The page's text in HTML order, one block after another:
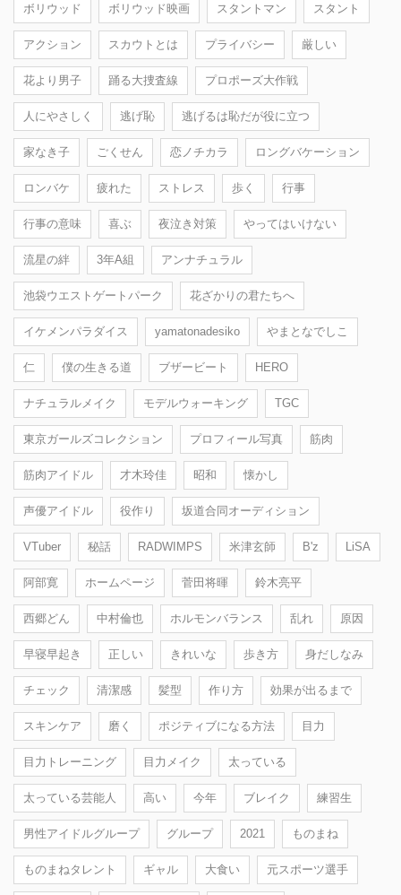
ボリウッド ボリウッド映画 スタントマン スタント
アクション スカウトとは プライバシー 厳しい
花より男子 踊る大捜査線 プロポーズ大作戦
人にやさしく 逃げ恥 逃げるは恥だが役に立つ
家なき子 ごくせん 恋ノチカラ ロングバケーション
ロンバケ 疲れた ストレス 歩く 行事
行事の意味 喜ぶ 夜泣き対策 やってはいけない
流星の絆 3年A組 アンナチュラル
池袋ウエストゲートパーク 花ざかりの君たちへ
イケメンパラダイス yamatonadesiko やまとなでしこ
仁 僕の生きる道 ブザービート HERO
ナチュラルメイク モデルウォーキング TGC
東京ガールズコレクション プロフィール写真 筋肉
筋肉アイドル 才木玲佳 昭和 懐かし
声優アイドル 役作り 坂道合同オーディション
VTuber 秘話 RADWIMPS 米津玄師 B'z LiSA
阿部寛 ホームページ 菅田将暉 鈴木亮平
西郷どん 中村倫也 ホルモンバランス 乱れ 原因
早寝早起き 正しい きれいな 歩き方 身だしなみ
チェック 清潔感 髪型 作り方 効果が出るまで
スキンケア 磨く ポジティブになる方法 目力
目力トレーニング 目力メイク 太っている
太っている芸能人 高い 今年 ブレイク 練習生
男性アイドルグループ グループ 2021 ものまね
ものまねタレント ギャル 大食い 元スポーツ選手